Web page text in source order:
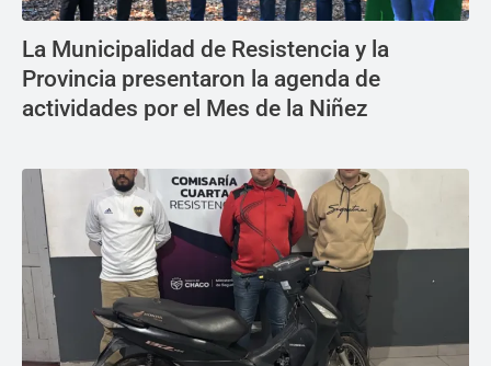
La Municipalidad de Resistencia y la
Provincia presentaron la agenda de
actividades por el Mes de la Niñez